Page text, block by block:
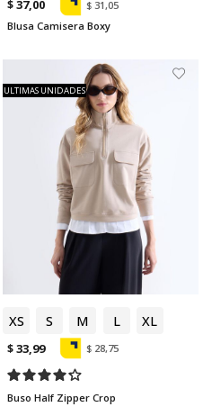
$ 37,00
$ 31,05
Blusa Camisera Boxy
XS S M L XL
ULTIMAS UNIDADES
$ 33,99 $ 28,75
Buso Half Zipper Crop